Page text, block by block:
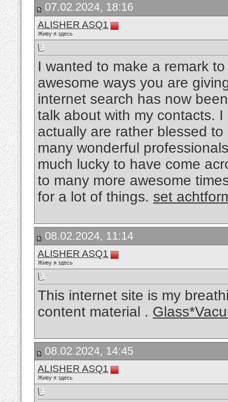
07.02.2024, 18:16
ALISHER ASQ1
Живу я здесь
I wanted to make a remark
awesome ways you are
internet search has now
talk about with my contacts.
actually are rather blessed
many wonderful
much lucky to have come
to many more awesome
for a lot of things. set
08.02.2024, 11:14
ALISHER ASQ1
Живу я здесь
This internet site is my
content material .
08.02.2024, 14:45
ALISHER ASQ1
Живу я здесь